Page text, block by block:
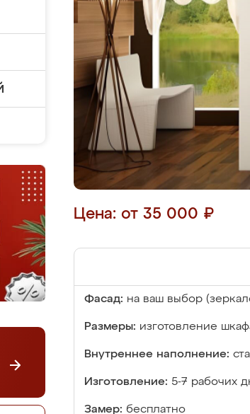
Цена: от 35 000 ₽
Фасад: на ваш выбор
Размеры: изготовление
Внутреннее наполнение:
Изготовление: 5-7 рабочих
Замер: бесплатно